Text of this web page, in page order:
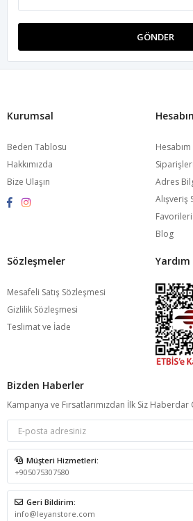
GÖNDER
Kurumsal
Beden Tablosu
Hakkımızda
Bize Ulaşın
Hesabım
Adres
Alışveriş
Blog
Sözleşmeler
Mesafeli Satış Sözleşmesi
Gizlilik Sözleşmesi
Teslimat ve İade
Yardım
Bizden Haberler
Kampanya ve Fırsatlarımızdan İlk Siz Haberdar
Müşteri Hizmetleri:
+905075307580
Geri Bildirim:
info@leyanstore.com